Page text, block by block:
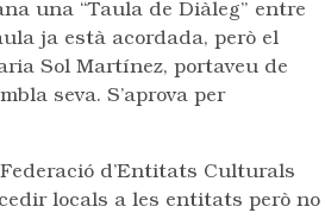
una “Taula de Diàleg” entre
ja està acordada, però el
Sol Martínez, portaveu de
seva. S’aprova per
d’Entitats Culturals
locals a les entitats però no